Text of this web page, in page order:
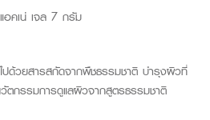
อคเน่ เจล 7 กรัม
ปด้วยสารสกัดจากพืชธรรมชาติ บำรุงผิวที่
ตกรรมการดูแลผิวจากสูตรธรรมชาติ